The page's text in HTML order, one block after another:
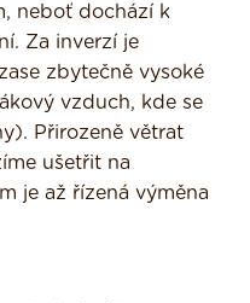
neboť dochází k
Za inverzí je
zbytečně vysoké
vzduch, kde se
Přirozeně větrat
ušetřit na
je až řízená výměna